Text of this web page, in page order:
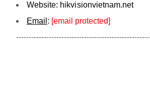
Website: hikvi sionvietnam.net
Email : [email protected]
-----------------------------------------------------